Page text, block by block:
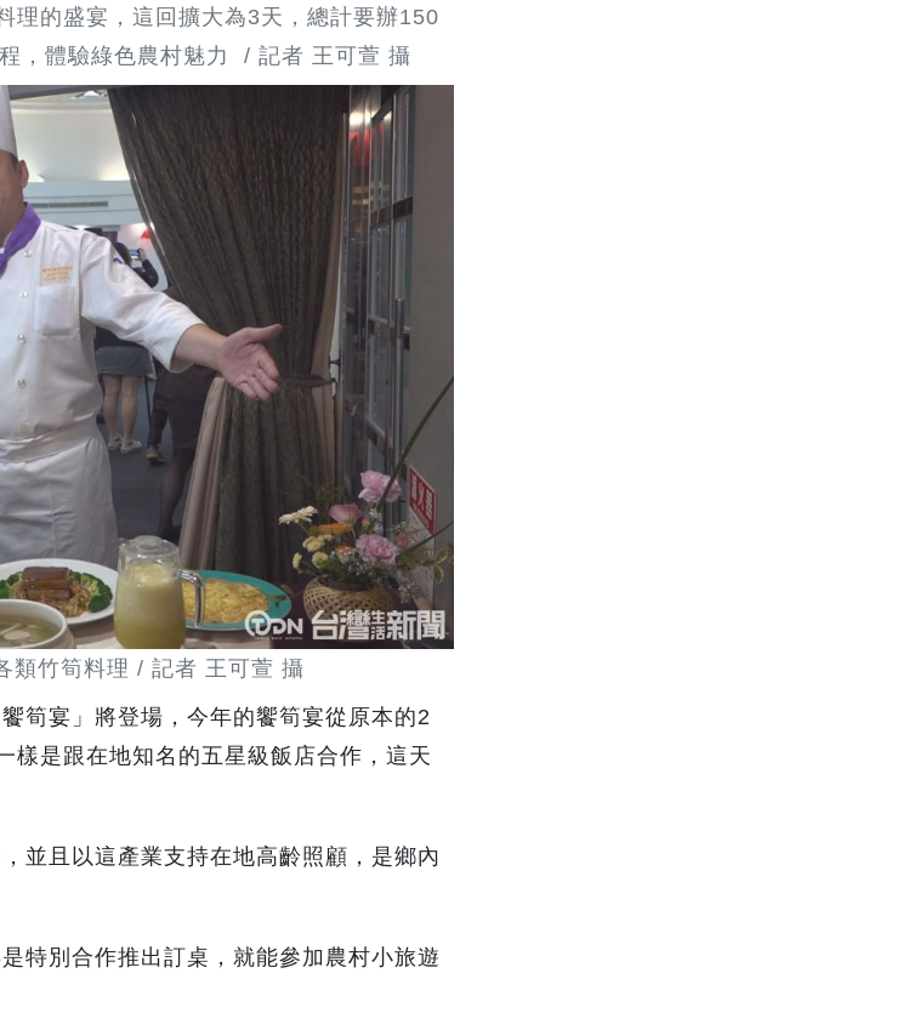
理的盛宴，這回擴大為3天，總計要辦150
，體驗綠色農村魅力 / 記者 王可萱 攝
類竹筍料理 / 記者 王可萱 攝
筍宴」將登場，今年的饗筍宴從原本的2
樣是跟在地知名的五星級飯店合作，這天
並且以這產業支持在地高齡照顧，是鄉內
特別合作推出訂桌，就能參加農村小旅遊